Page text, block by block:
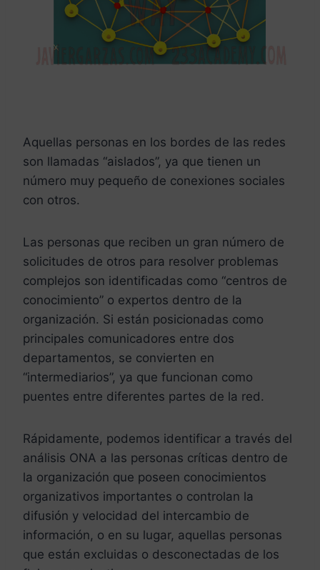
Aquellas personas en los bordes de las redes
son llamadas “aislados”, ya que tienen un
número muy pequeño de conexiones sociales
con otros.
Las personas que reciben un gran número de
solicitudes de otros para resolver problemas
complejos son identificadas como “centros de
conocimiento” o expertos dentro de la
organización. Si están posicionadas como
principales comunicadores entre dos
departamentos, se convierten en
“intermediarios”, ya que funcionan como
puentes entre diferentes partes de la red.
Rápidamente, podemos identificar a través del
análisis ONA a las personas críticas dentro de
la organización que poseen conocimientos
organizativos importantes o controlan la
difusión y velocidad del intercambio de
información, o en su lugar, aquellas personas
que están excluidas o desconectadas de los